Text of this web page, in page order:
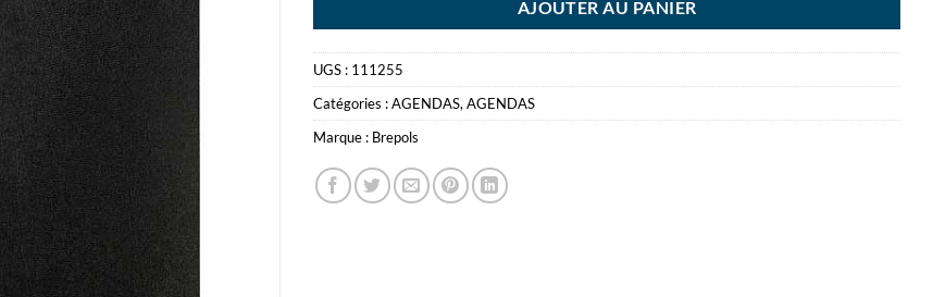
AJOUTER AU PANIER
UGS : 111255
Catégories :AGENDAS,AGENDAS
Marque : Brepols